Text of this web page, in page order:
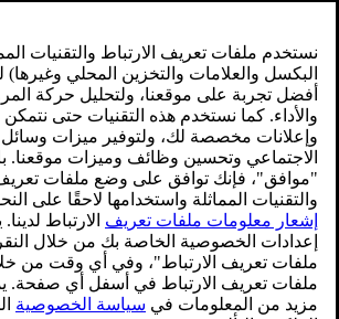
محدّث ١٣‏/١٠‏/٢٠٢٥
لقد تمّ تصميم دليل المستخدم الخاص
عند قيامك بالبحث عن معلومات معيّنة أو
الدليل من أجل معرفة المزيد عن سيارتك.
الهيكلية
إنّ هذا الدليل يُعدّ بمثابة شبكة كبيرة من
وإضافةً إلى أنّ كل صفحة منه لديها محتواها
أيضًا على قائمة من الروابط التي تنقلك إلى
صلة. ويمكن أن تنقلك هذه الروابط إلى
الذي تتصفّحه أو إلى أقسام أخرى ذات صلة
بقراءتها.